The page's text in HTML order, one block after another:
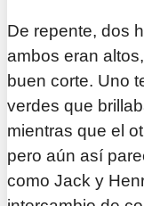
De repente, dos
ambos eran
buen corte. Uno
verdes que
mientras que el
pero aún así
como Jack y